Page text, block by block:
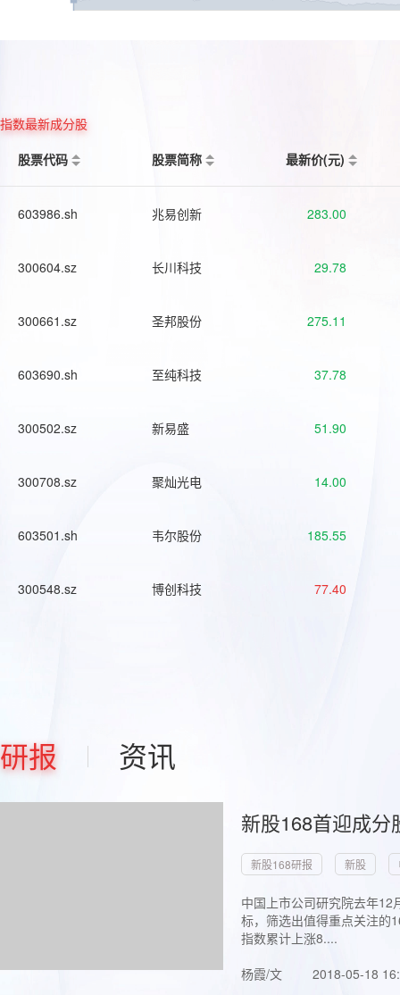
指数最新成分股
股票代码
股票简称 最新价(元)
603986.sh 兆易创新 283.00
300604.sz 长川科技 29.78
300661.sz 圣邦股份 275.11
603690.sh 至纯科技 37.78
300502.sz 新易盛 51.90
300708.sz 聚灿光电 14.00
603501.sh 韦尔股份 185.55
300548.sz 博创科技 77.40
研报 资讯
新股168首迎成
新股168研报 新股
中国上市公司研究院去年
标，筛选出值得重点关注的
指数累计上涨8....
杨霞/文
2018-05-18